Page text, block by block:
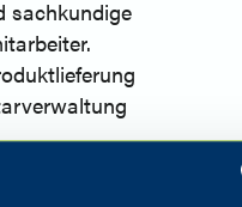
sachkundige